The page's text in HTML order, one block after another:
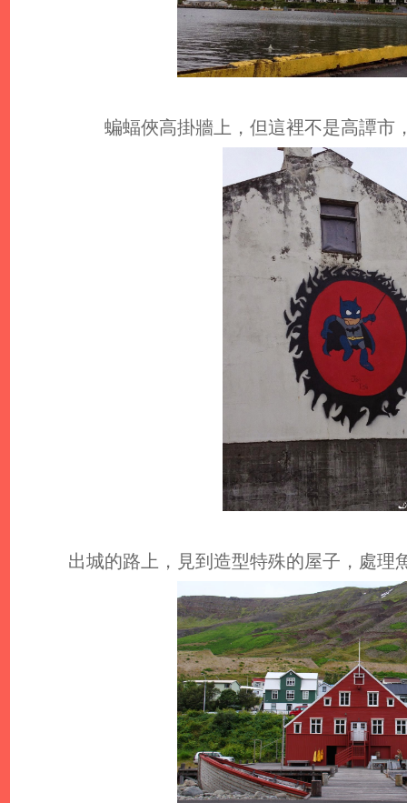
蝙蝠俠高掛牆上，但這裡不是高譚市
出城的路上，見到造型特殊的屋子，處理